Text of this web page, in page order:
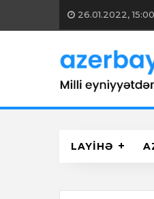
26.01.2022, 15:00
LAYİHƏ